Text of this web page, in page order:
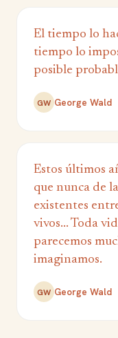
El tiempo lo
tiempo lo
posible
GW George Wald
Estos últimos
que nunca de
existentes
vivos... Toda
parecemos
imaginamos.
GW George Wald